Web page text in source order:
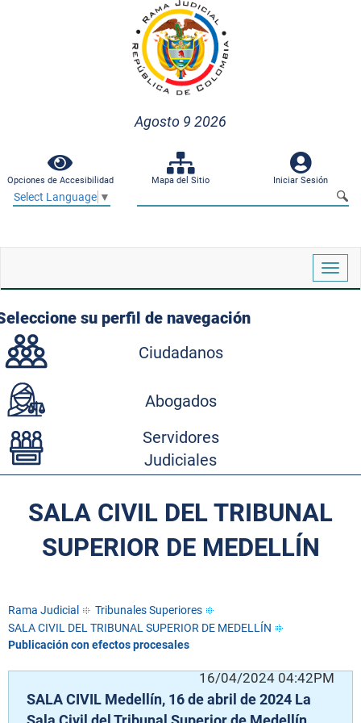
Agosto 9 2026
Opciones de Accesibilidad Mapa del Sitio Iniciar Sesión
Select Language ▼
su perfil de navegación
Ciudadanos
Abogados
Servidores
Judiciales
SALA CIVIL DEL TRIBUNAL
SUPERIOR DE MEDELLÍN
Rama Judicial
Tribunales Superiores
SALA CIVIL DEL TRIBUNAL SUPERIOR DE MEDELLÍN
Publicación con efectos procesales
16/04/2024 04:42PM
SALA CIVIL Medellín, 16 de abril de 2024 La